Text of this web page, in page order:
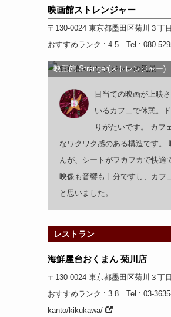
映画館ストレンジャー
〒130-0024 東京都墨田区菊川３丁
おすすめランク : 4.5 Tel : 080-
映画館 Stranger(ストレンジャー)
目当ての映画が上映
いるカフェで休憩。
りがたいです。 カフ
なワクワク感のある構造です。
んが、シートがフカフカで快適
映像も音響も十分ですし、カフ
と思いました。
レストラン
海鮮屋台おくまん 菊川店
〒130-0024 東京都墨田区菊川３丁
おすすめランク : 3.8 Tel : 03-
kanto/kikukawa/